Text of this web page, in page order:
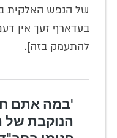
של הנפש האלקית
בעדארף זעך אין
להתעמק בזה].